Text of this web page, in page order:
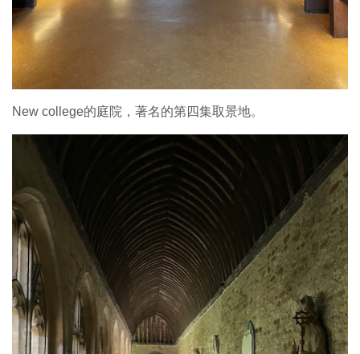
New college的庭院，著名的第四集取景地。